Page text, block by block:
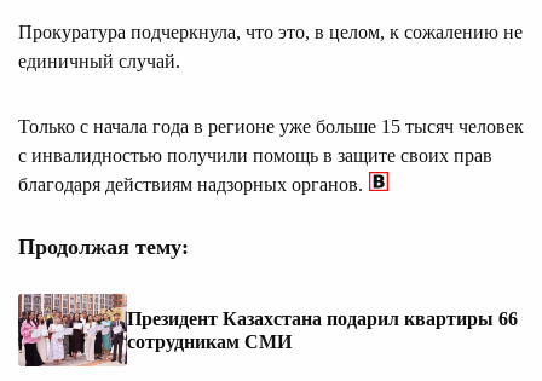
Прокуратура подчеркнула, что это, в целом, к сожалению не
единичный случай.
Только с начала года в регионе уже больше 15 тысяч человек
с инвалидностью получили помощь в защите своих прав
благодаря действиям надзорных органов.
Продолжая тему:
Президент Казахстана подарил квартиры 66
сотрудникам СМИ